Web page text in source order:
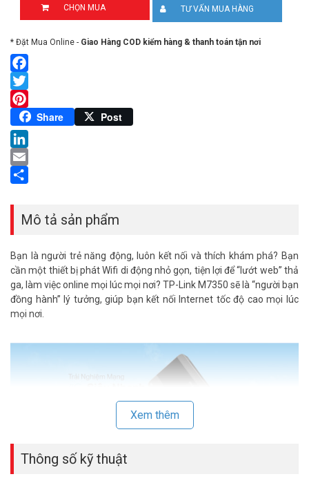
CHỌN MUA TƯ VẤN MUA HÀNG
* Đặt Mua Online - Giao Hàng COD kiểm hàng & thanh toán tận nơi
Facebook
Twitter
Pinterest
Share Post
LinkedIn
Email
Mô tả sản phẩm
Bạn là người trẻ năng động, luôn kết nối và thích khám phá? Bạn
cần một thiết bị phát Wifi di động nhỏ gọn, tiện lợi để “lướt web” thả
ga, làm việc online mọi lúc mọi nơi? TP-Link M7350 sẽ là “người bạn
đồng hành” lý tưởng, giúp bạn kết nối Internet tốc độ cao mọi lúc
mọi nơi.
Xem thêm
Thông số kỹ thuật